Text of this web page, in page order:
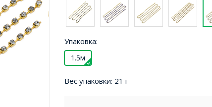
Упаковка:
1.5м
Вес упаковки: 21 г